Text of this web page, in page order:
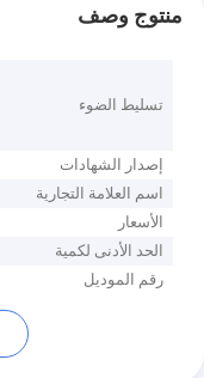
منتوج وصف
تسليط الضوء
إصدار الشهادات
اسم العلامة التجارية
الأسعار
الحد الأدنى لكمية
رقم الموديل